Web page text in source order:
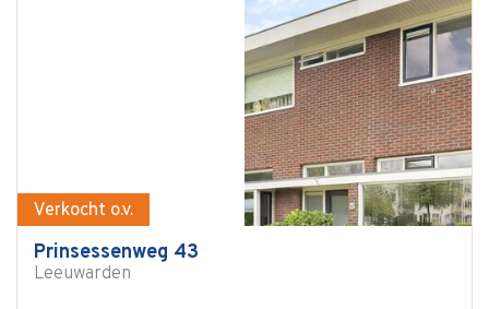
Verkocht o.v.
Prinsessenweg 43
Leeuwarden